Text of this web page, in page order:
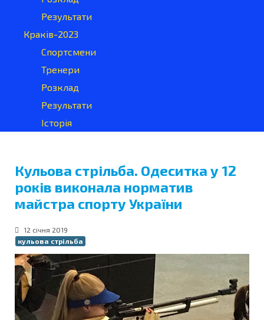
Результати
Краків-2023
Спортсмени
Тренери
Розклад
Результати
Історія
Кульова стрільба. Одеситка у 12
років виконала норматив
майстра спорту України
12 січня 2019
кульова стрільба